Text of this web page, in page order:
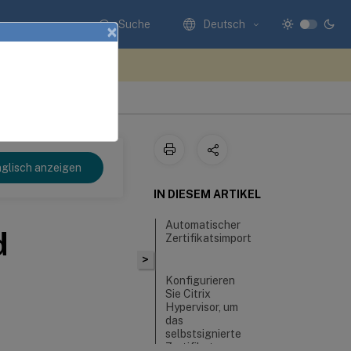
Suche Deutsch
anzeigen
>
IN DIESEM ARTIKEL
Automatischer
Zertifikatsimport
Konfigurieren
Sie Citrix
Hypervisor, um
das
selbstsignierte
Zertifikat zu
×